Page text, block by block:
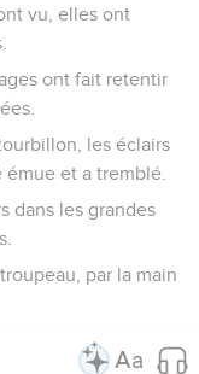
vu, elles ont
ont fait retentir
les éclairs
et a tremblé.
dans les grandes
par la main